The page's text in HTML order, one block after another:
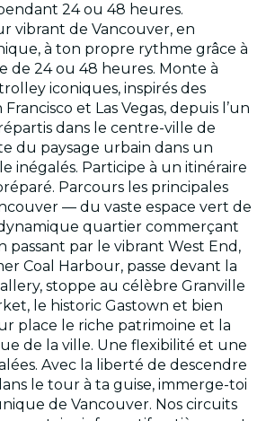
24 ou 48 heures.
vibrant de Vancouver, en
à ton propre rythme grâce à
de 24 ou 48 heures. Monte à
iconiques, inspirés des
et Las Vegas, depuis l’un
dans le centre-ville de
du paysage urbain dans un
inégalés. Participe à un itinéraire
Parcours les principales
— du vaste espace vert de
quartier commerçant
passant par le vibrant West End,
Coal Harbour, passe devant la
stoppe au célèbre Granville
le historic Gastown et bien
place le riche patrimoine et la
de la ville. Une flexibilité et une
Avec la liberté de descendre
le tour à ta guise, immerge-toi
de Vancouver. Nos circuits